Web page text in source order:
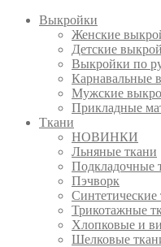
Выкройки
Женские
Детские
Выкройки по
Карнавальные
Мужские
Прикладные
Ткани
НОВИНКИ
Льняные ткани
Подкладочные
Пэчворк
Синтетические
Трикотажные
Хлопковые и
Шелковые